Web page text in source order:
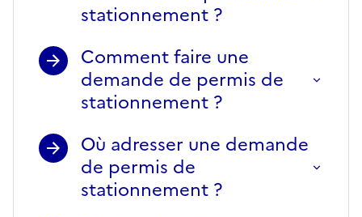
stationnement ?
Comment faire une
demande de permis de
stationnement ?
Où adresser une demande
de permis de
stationnement ?